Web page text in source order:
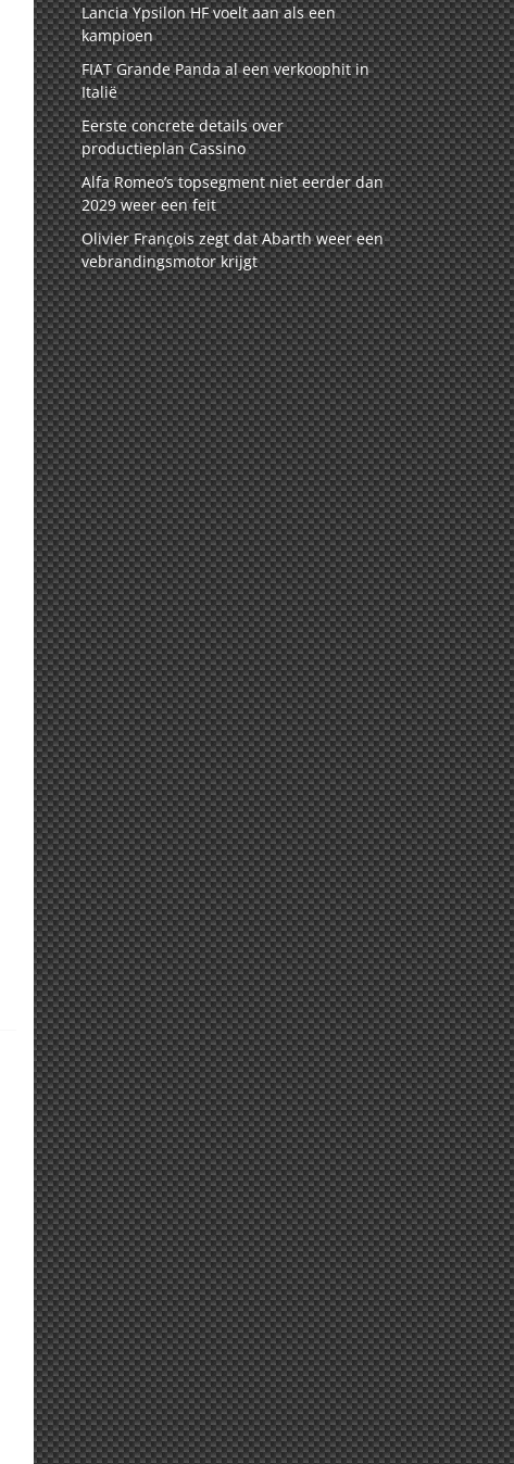
Lancia Ypsilon HF voelt aan als een
kampioen
FIAT Grande Panda al een verkoophit in
Italië
Eerste concrete details over
productieplan Cassino
Alfa Romeo’s topsegment niet eerder dan
2029 weer een feit
Olivier François zegt dat Abarth weer een
vebrandingsmotor krijgt